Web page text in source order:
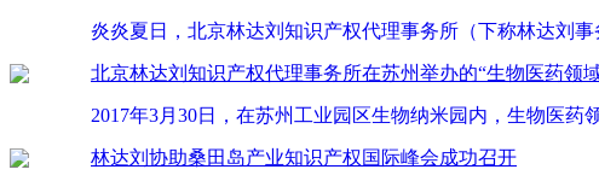
炎炎夏日，北京林达刘知识产权代理事务所（下称林达刘
北京林达刘知识产权代理事务所在苏州举办的“生物医药领
2017年3月30日，在苏州工业园区生物纳米园内，生物医
林达刘协助桑田岛产业知识产权国际峰会成功召开